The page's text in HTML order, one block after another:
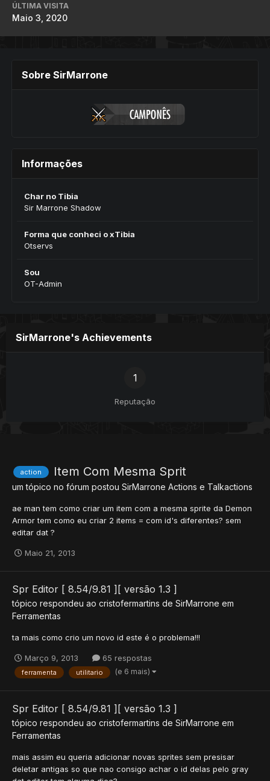
ÚLTIMA VISITA
Maio 3, 2020
Sobre SirMarrone
Informações
Char no Tibia
Sir Marrone Shadow
Forma que conheci o xTibia
Otservs
Sou
OT-Admin
SirMarrone's Achievements
1
Reputação
action Item Com Mesma Sprit
um tópico no fórum postou SirMarrone Actions e Talkactions
ae man tem como criar um item com a mesma sprite da Demon
Armor tem como eu criar 2 items = com id's diferentes? sem
editar dat ?
Maio 21, 2013
Spr Editor [ 8.54/9.81 ][ versão 1.3 ]
tópico respondeu ao cristofermartins de SirMarrone em
Ferramentas
ta mais como crio um novo id este é o problema!!!
Março 9, 2013 65 respostas
ferramenta utilitario (e 6 mais)
Spr Editor [ 8.54/9.81 ][ versão 1.3 ]
tópico respondeu ao cristofermartins de SirMarrone em
Ferramentas
mais assim eu queria adicionar novas sprites sem presisar
deletar antigas so que nao consigo achar o id delas pelo gray